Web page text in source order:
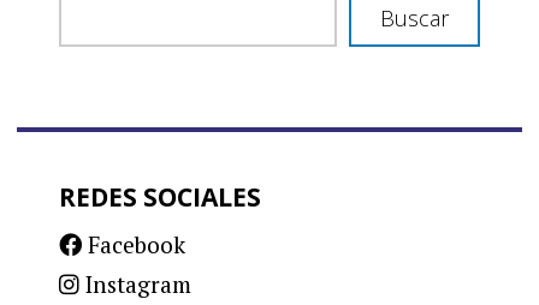
Buscar
REDES SOCIALES
Facebook
Instagram